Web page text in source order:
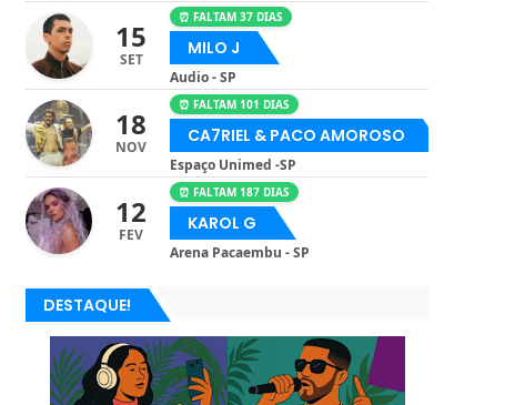
15
SET
⏰ FALTAM 37 DIAS
MILO J
Audio - SP
18
NOV
⏰ FALTAM 101 DIAS
CA7RIEL & PACO AMOROSO
Espaço Unimed -SP
12
FEV
⏰ FALTAM 187 DIAS
KAROL G
Arena Pacaembu - SP
DESTAQUE!